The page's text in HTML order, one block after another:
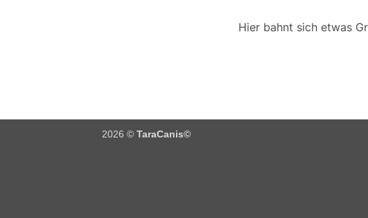
Hier bahnt sich etwas
2026 © TaraCanis©